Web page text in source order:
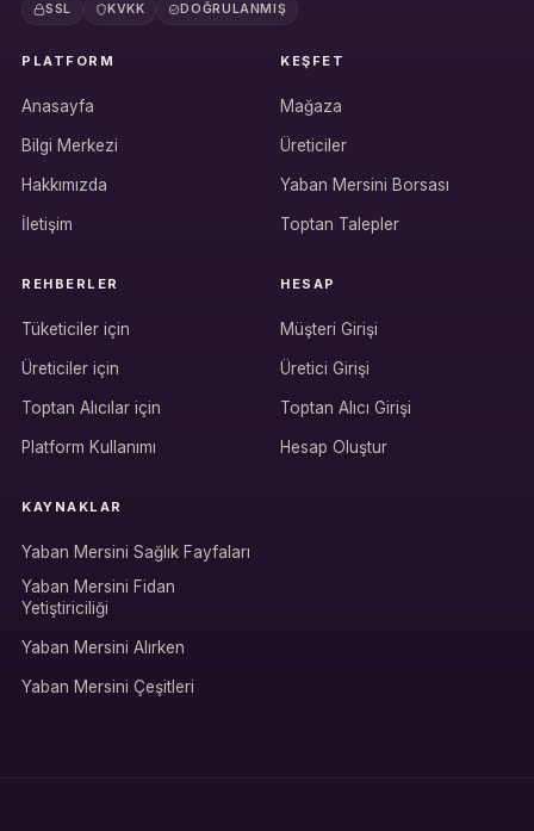
Hesabına giriş yap
Üretici / çiftçi paneli
SSL KVKK DOĞRULANMIŞ
PLATFORM
Anasayfa
Bilgi Merkezi
Hakkımızda
İletişim
KEŞFET
Mağaza
Üreticiler
Yaban Mersini Borsası
Toptan Talepler
REHBERLER
Tüketiciler için
Üreticiler için
Toptan Alıcılar için
Platform Kullanımı
HESAP
Müşteri Girişi
Üretici Girişi
Toptan Alıcı Girişi
Hesap Oluştur
KAYNAKLAR
Yaban Mersini Sağlık Fayfaları
Yaban Mersini Fidan
Yetiştiriciliği
Yaban Mersini Alırken
Yaban Mersini Çeşitleri